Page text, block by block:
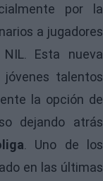
por la
a jugadores
Esta nueva
talentos
la opción de
dejando atrás
. Uno de los
en las últimas